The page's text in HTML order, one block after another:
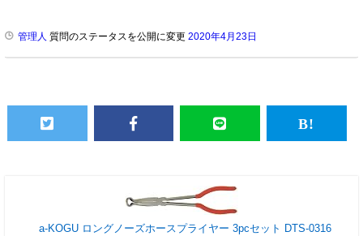
管理人 質問のステータスを公開に変更 2020年4月23日
a-KOGU ロングノーズホースプライヤー 3pcセット DTS-0316